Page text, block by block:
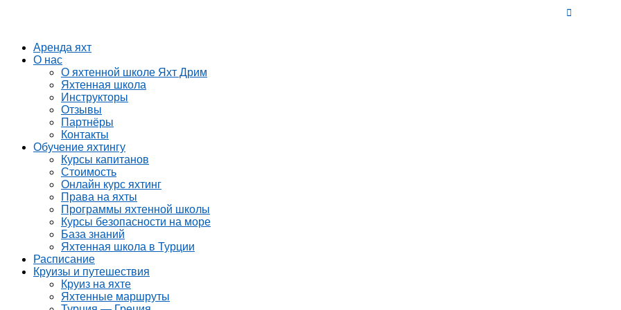
Аренда яхт
О нас
О яхтенной школе Яхт Дрим
Яхтенная школа
Инструкторы
Отзывы
Партнёры
Контакты
Обучение яхтингу
Курсы капитанов
Стоимость
Онлайн курс яхтинг
Права на яхты
Программы яхтенной школы
Курсы безопасности на море
База знаний
Яхтенная школа в Турции
Расписание
Круизы и путешествия
Круиз на яхте
Яхтенные маршруты